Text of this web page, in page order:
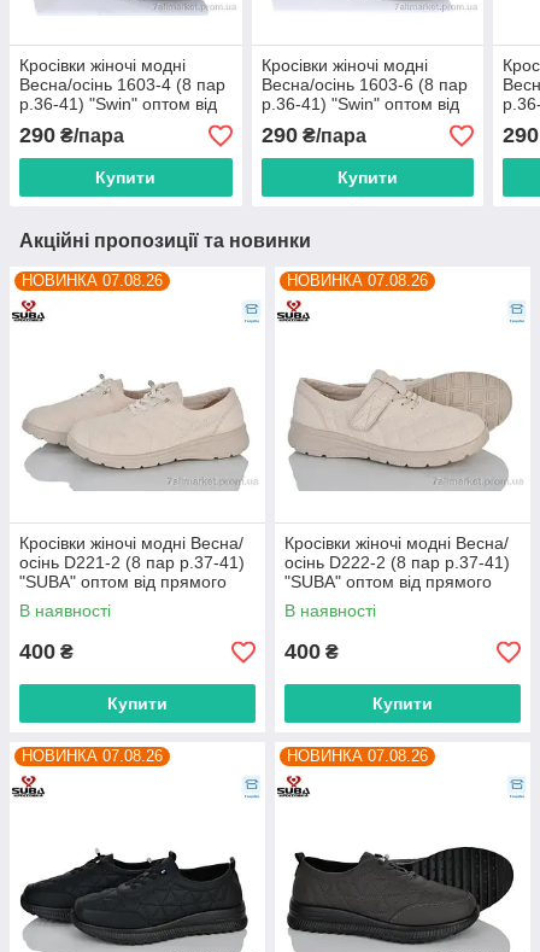
Кросівки жіночі модні
Весна/осінь 1603-4 (8 пар
р.36-41) "Swin" оптом від
прямого постачальника
290 ₴/пара
Купити
Кросівки жіночі модні
Весна/осінь 1603-6 (8 пар
р.36-41) "Swin" оптом від
прямого постачальника
290₴/пара
Купити
290
Акційні пропозиції та новинки
НОВИНКА 07.08.26
Кросівки жіночі модні Весна/
осінь D221-2 (8 пар р.37-41)
"SUBA" оптом від прямого
постачальника
В наявності
400 ₴
Купити
НОВИНКА 07.08.26
Кросівки жіночі модні Весна/
осінь D222-2 (8 пар р.37-41)
"SUBA" оптом від прямого
постачальника
В наявності
400 ₴
Купити
НОВИНКА 07.08.26 НОВИНКА 07.08.26